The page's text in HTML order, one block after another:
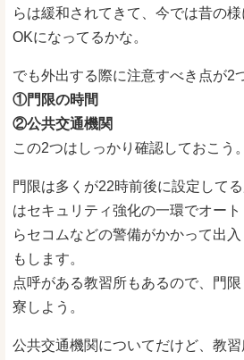
らは緩和されてきて、今では昔の
OKになってるかな。
でも外出する際に注意すべき点が2
①門限の時間
②公共交通機関
この2つはしっかり確認しておこう。
門限は多くが22時前後に設定して
はセキュリティ強化の一環でオー
らセコムなどの警備がかかって出
もします。
点呼がある教習所もあるので、門
寮しよう。
公共交通機関についてだけど、教